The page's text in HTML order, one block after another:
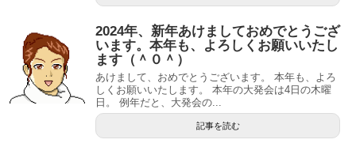
2024年、新年あけましておめでとうござ
います。本年も、よろしくお願いいたし
ます（＾０＾）
あけまして、おめでとうございます。 本年も、よろ
しくお願いいたします。 本年の大発会は4日の木曜
日。 例年だと、大発会の...
記事を読む